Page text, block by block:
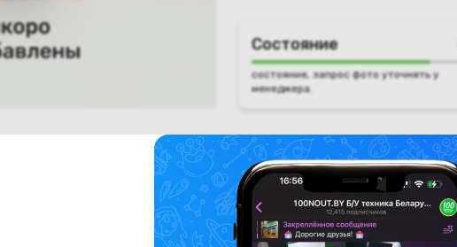
Состояние
состояние, запрос фото уточнять у
менеджера.